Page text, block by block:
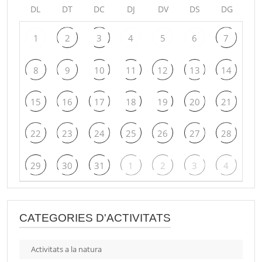
DL DT DC DJ DV DS DG
1 2 3 4 5 6 7
8 9 10 11 12 13 14
15 16 17 18 19 20 21
22 23 24 25 26 27 28
29 30 31 1 2 3 4
CATEGORIES D'ACTIVITATS
Activitats a la natura